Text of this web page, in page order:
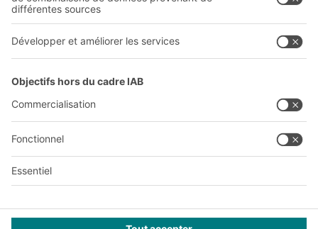
ABIT O
YOUR LIFE.
+41 41 790 20 64
© 2026 BITO-Lagertechnik Bittmann GmbH
Cette offre est destinée à l'industrie, à l'artisanat, au
commerce et aux professions libérales pour une utilisation